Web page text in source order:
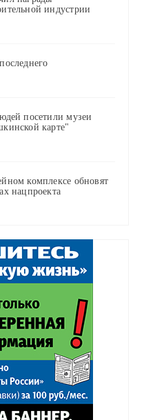
индустрии
посетили музеи
карте"
комплексе обновят
нацпроекта